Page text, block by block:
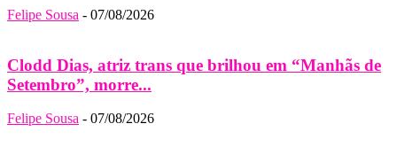
Felipe Sousa - 07/08/2026
Clodd Dias, atriz trans que brilhou em “Manhãs de
Setembro”, morre...
Felipe Sousa - 07/08/2026